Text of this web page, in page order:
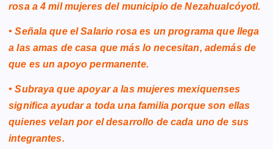
rosa a 4 mil mujeres del municipio de Nezahualcóyotl.
• Señala que el Salario rosa es un programa que llega
a las amas de casa que más lo necesitan, además de
que es un apoyo permanente.
• Subraya que apoyar a las mujeres mexiquenses
significa ayudar a toda una familia porque son ellas
quienes velan por el desarrollo de cada uno de sus
integrantes.